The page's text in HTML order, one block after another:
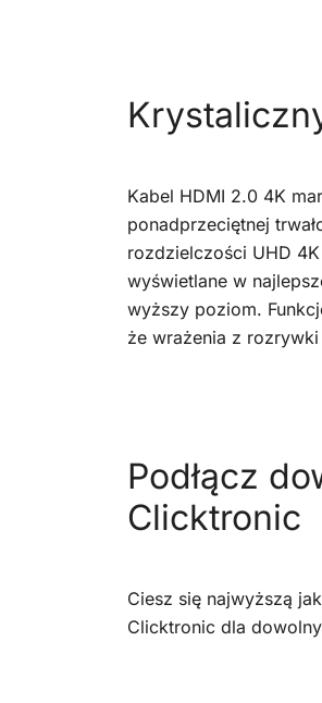
Kabel HDMI 2.0 4K
ponadprzeciętnej
rozdzielczości UHD
wyświetlane w
wyższy poziom.
że wrażenia z
Podłącz
Clicktronic
Ciesz się najwyższą
Clicktronic dla